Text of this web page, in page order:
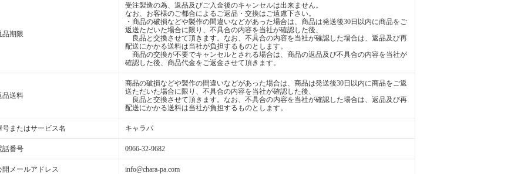
品期限
受注製造の為、返品及びご入金後のキャンセルは出来ません。
なお、お客様のご都合によるご返品・交換はご遠慮下さい。
・商品の破損などや製作の間違いなどがあった場合は、商品は発送後30日以内に商品をご
返送ただいた場合に限り、不具合の内容を当社が確認した後、
良品と交換させて頂きます。なお、不具合の内容を当社が確認した場合は、返品及び再
配送にかかる送料は当社が負担するものとします。
商品の交換が不要でキャンセルとされる場合は、商品の返品及び不具合の内容を当社が
確認した後、商品代金をご返金させて頂きます。
品送料
商品の破損などや製作の間違いなどがあった場合は、商品は発送後30日以内に商品をご返
送ただいた場合に限り、不具合の内容を当社が確認した後、
良品と交換させて頂きます。なお、不具合の内容を当社が確認した場合は、返品及び再
配送にかかる送料は当社が負担するものとします。
号またはサービス名 キャラパ
話番号 0966-32-9682
開メールアドレス info@chara-pa.com